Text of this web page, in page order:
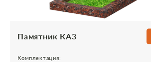
Памятник КА3
Комплектация: